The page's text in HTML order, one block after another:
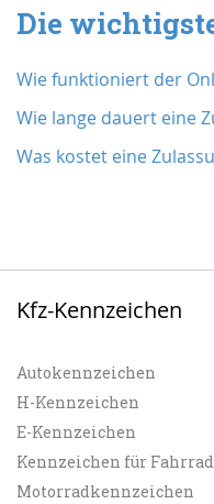
Die
Wie funktioniert der
Wie lange dauert eine
Was kostet eine
Kfz-Kennzeichen
Autokennzeichen
H-Kennzeichen
E-Kennzeichen
Kennzeichen für
Motorradkennzeichen